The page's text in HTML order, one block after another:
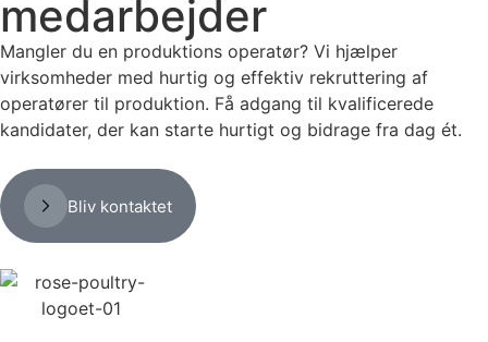
medarbejder
Mangler du en produktions operatør? Vi hjælper
virksomheder med hurtig og effektiv rekruttering af
operatører til produktion. Få adgang til kvalificerede
kandidater, der kan starte hurtigt og bidrage fra dag ét.
Bliv kontaktet